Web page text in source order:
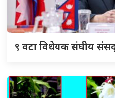
९ वटा विधेयक संघीय